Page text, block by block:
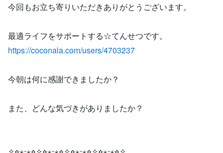
今回もお立ち寄りいただきありがとうございます。
最適ライフをサポートする☆てんせつです。
https://coconala.com/users/4703237
今朝は何に感謝できましたか？
また、どんな気づきがありましたか？